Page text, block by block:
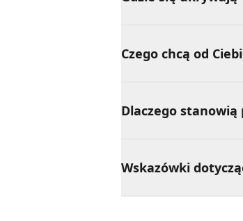
Czego chcą od
Dlaczego stanowią
Wskazówki